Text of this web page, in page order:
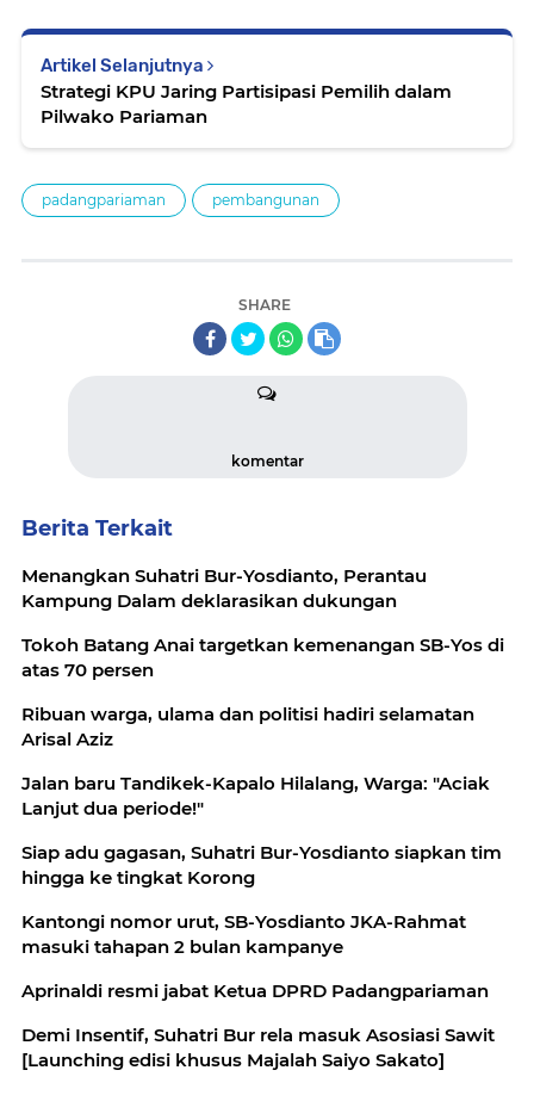
Artikel Selanjutnya
Strategi KPU Jaring Partisipasi Pemilih dalam
Pilwako Pariaman
padangpariaman pembangunan
SHARE
komentar
Berita Terkait
Menangkan Suhatri Bur-Yosdianto, Perantau
Kampung Dalam deklarasikan dukungan
Tokoh Batang Anai targetkan kemenangan SB-Yos di
atas 70 persen
Ribuan warga, ulama dan politisi hadiri selamatan
Arisal Aziz
Jalan baru Tandikek-Kapalo Hilalang, Warga: "Aciak
Lanjut dua periode!"
Siap adu gagasan, Suhatri Bur-Yosdianto siapkan tim
hingga ke tingkat Korong
Kantongi nomor urut, SB-Yosdianto JKA-Rahmat
masuki tahapan 2 bulan kampanye
Aprinaldi resmi jabat Ketua DPRD Padangpariaman
Demi Insentif, Suhatri Bur rela masuk Asosiasi Sawit
[Launching edisi khusus Majalah Saiyo Sakato]